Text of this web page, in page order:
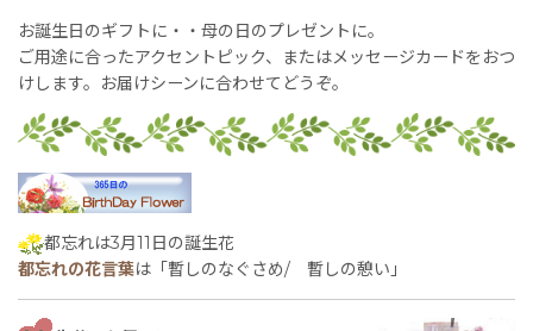
お誕生日のギフトに・・母の日のプレゼントに。
ご用途に合ったアクセントピック、またはメッセージカードをおつ
けします。お届けシーンに合わせてどうぞ。
都忘れは3月11日の誕生花
都忘れの花言葉は「暫しのなぐさめ/ 暫しの憩い」